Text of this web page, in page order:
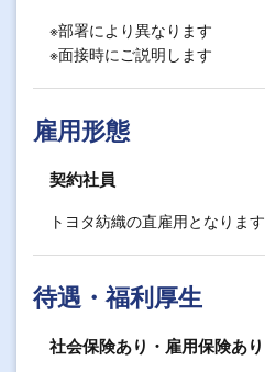
※部署により異なります
※面接時にご説明します
雇用形態
契約社員
トヨタ紡織の直雇用となります
待遇・福利厚生
社会保険あり・雇用保険あり